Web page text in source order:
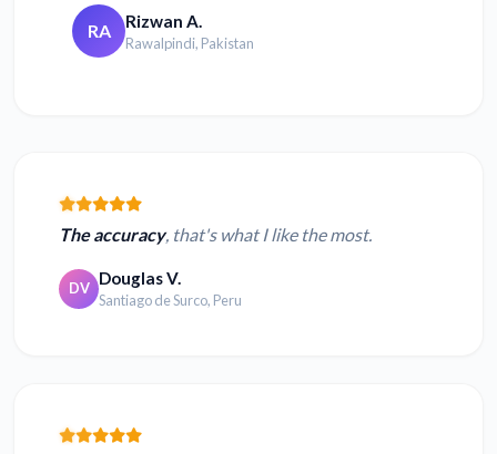
RA Rizwan A.
Rawalpindi, Pakistan
The accuracy, that's what I like the most.
DV Douglas V.
Santiago de Surco, Peru